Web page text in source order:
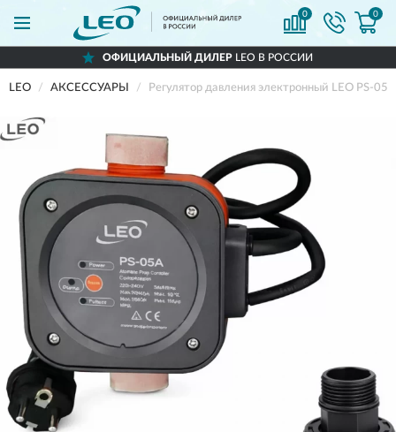
0 0
ОФИЦИАЛЬНЫЙ ДИЛЕРLEO В РОССИИ
LEO АКСЕССУАРЫ Регулятор давления электронный LEO PS-05A